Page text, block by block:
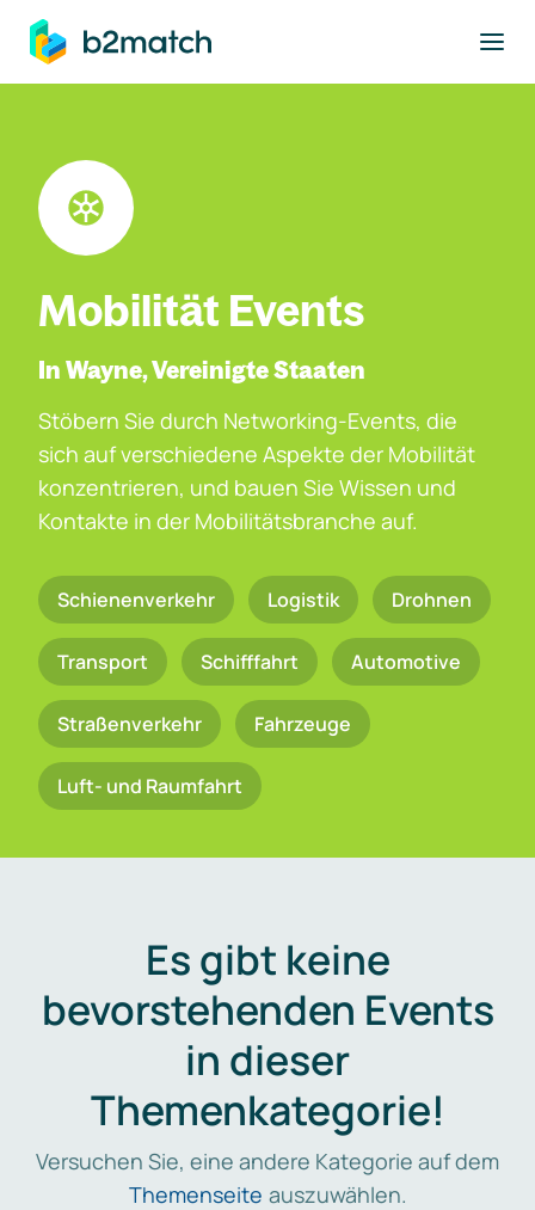
springen
Mobilität Events
In Wayne, Vereinigte Staaten
Stöbern Sie durch Networking-Events, die
sich auf verschiedene Aspekte der Mobilität
konzentrieren, und bauen Sie Wissen und
Kontakte in der Mobilitätsbranche auf.
Schienenverkehr Logistik Drohnen
Transport Schifffahrt Automotive
Straßenverkehr Fahrzeuge
Luft- und Raumfahrt
Es gibt keine
bevorstehenden Events
in dieser
Themenkategorie!
Versuchen Sie, eine andere Kategorie auf dem
Themenseite auszuwählen.